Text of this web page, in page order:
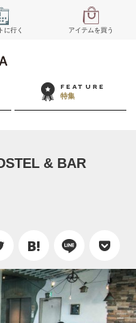
に行く アイテムを買う
FEATURE
特集
& BAR